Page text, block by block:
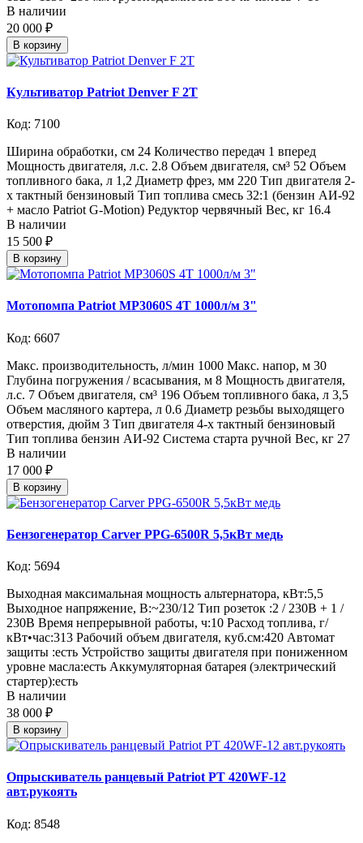
В наличии
20 000 ₽
В корзину
Культиватор Patriot Denver F 2Т
Код: 7100
Ширина обработки, см 24 Количество передач 1 вперед
Мощность двигателя, л.с. 2.8 Объем двигателя, см³ 52 Объем
топливного бака, л 1,2 Диаметр фрез, мм 220 Тип двигателя 2-
х тактный бензиновый Тип топлива смесь 32:1 (бензин АИ-92
+ масло Patriot G-Motion) Редуктор червячный Вес, кг 16.4
В наличии
15 500 ₽
В корзину
Мотопомпа Patriot MP3060S 4Т 1000л/м 3"
Код: 6607
Макс. производительность, л/мин 1000 Макс. напор, м 30
Глубина погружения / всасывания, м 8 Мощность двигателя,
л.с. 7 Объем двигателя, см³ 196 Объем топливного бака, л 3,5
Объем масляного картера, л 0.6 Диаметр резьбы выходящего
отверстия, дюйм 3 Тип двигателя 4-х тактный бензиновый
Тип топлива бензин АИ-92 Система старта ручной Вес, кг 27
В наличии
17 000 ₽
В корзину
Бензогенератор Carver PPG-6500R 5,5кВт медь
Код: 5694
Выходная максимальная мощность альтернатора, кВт:5,5
Выходное напряжение, В:~230/12 Тип розеток :2 / 230В + 1 /
230В Время непрерывной работы, ч:10 Расход топлива, г/
кВт•час:313 Рабочий объем двигателя, куб.см:420 Автомат
защиты :есть Устройство защиты двигателя при пониженном
уровне масла:есть Аккумуляторная батарея (электрический
стартер):есть
В наличии
38 000 ₽
В корзину
Опрыскиватель ранцевый Patriot PT 420WF-12
авт.рукоять
Код: 8548